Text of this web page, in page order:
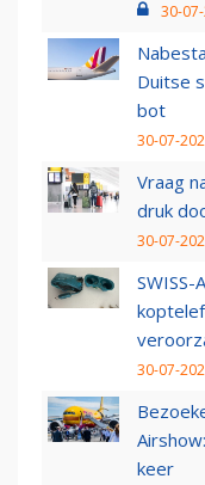
30-
Duitse
bot
30-07-
Vraag
druk
30-07-
30-07-
keer